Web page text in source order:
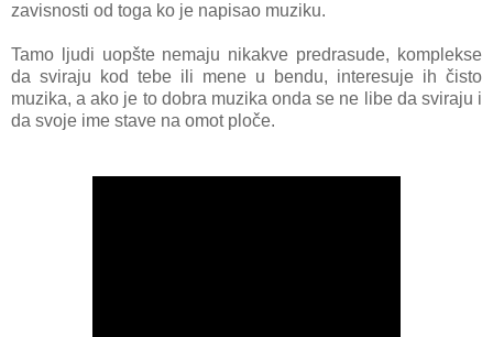
zavisnosti od toga ko je napisao muziku.
Tamo ljudi uopšte nemaju nikakve predrasude, komplekse
da sviraju kod tebe ili mene u bendu, interesuje ih čisto
muzika, a ako je to dobra muzika onda se ne libe da sviraju i
da svoje ime stave na omot ploče.